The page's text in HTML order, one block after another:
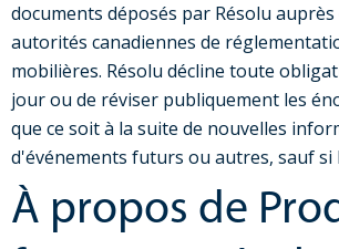
documents déposés par Résolu auprès
autorités canadiennes de
mobilières. Résolu décline toute
jour ou de réviser publiquement les
que ce soit à la suite de nouvelles
d'événements futurs ou autres, sauf si
À propos de